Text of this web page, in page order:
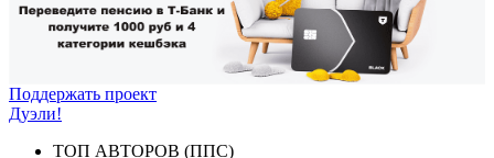
Поддержать проект
Дуэли!
ТОП АВТОРОВ (ППС)